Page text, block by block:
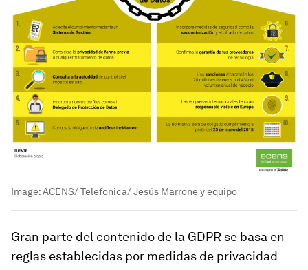
Image:ACENS/ Telefonica/ Jesús Marrone y equipo
Gran parte del contenido de la GDPR se basa en
reglas establecidas por medidas de privacidad